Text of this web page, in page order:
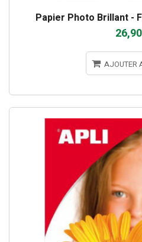
Papier Photo Brillant -
AJOUTER